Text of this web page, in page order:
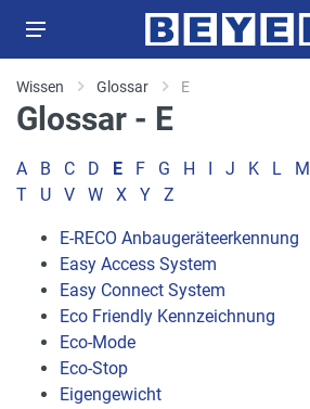
Wissen Glossar E
Glossar - E
A B C D E F G H I J K L M
T
U V W X Y Z
E-RECO Anbaugeräteerkennung
Easy Access System
Easy Connect System
Eco Friendly Kennzeichnung
Eco-Mode
Eco-Stop
Eigengewicht